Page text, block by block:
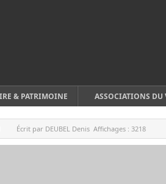
& PATRIMOINE ASSOCIATIONS DU
Écrit par DEUBEL Denis Affichages : 3218